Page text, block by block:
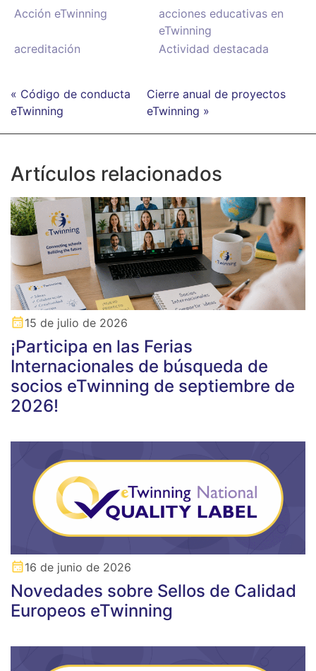
Acción eTwinning
acciones educativas en
eTwinning
acreditación
Actividad destacada
« Código de conducta
eTwinning
Cierre anual de proyectos
eTwinning »
Artículos relacionados
15 de julio de 2026
¡Participa en las Ferias
Internacionales de búsqueda de
socios eTwinning de septiembre de
2026!
16 de junio de 2026
Novedades sobre Sellos de Calidad
Europeos eTwinning